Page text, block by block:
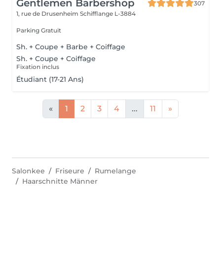
Gentlemen Barbershop
307
1, rue de Drusenheim Schifflange L-3884
Parking Gratuit
Sh. + Coupe + Barbe + Coiffage
Sh. + Coupe + Coiffage
Fixation inclus
Étudiant (17-21 Ans)
« 1 2 3 4 ... 11 »
Salonkee Friseure
Rumelange
Haarschnitte Männer